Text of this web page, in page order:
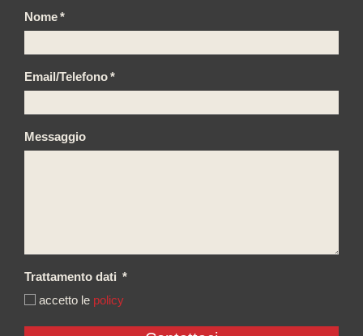
Nome*
Email/Telefono*
Messaggio
Trattamento dati *
accetto le policy